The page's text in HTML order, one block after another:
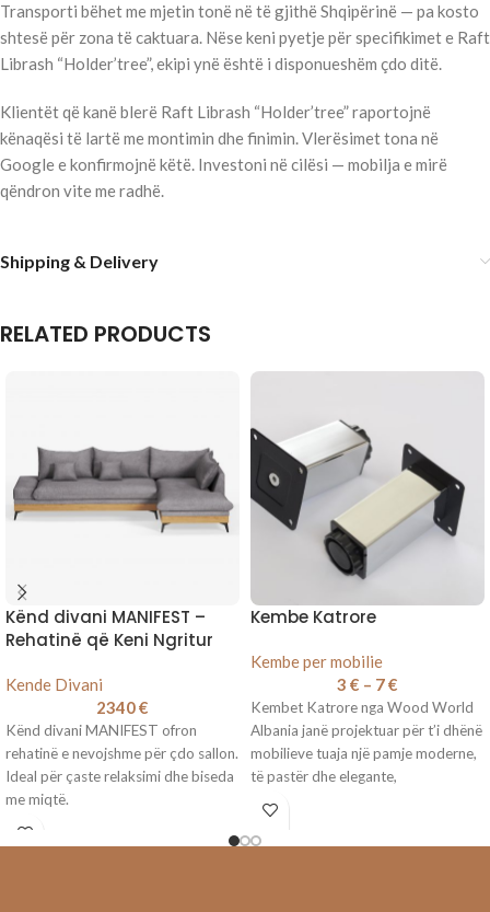
Transporti bëhet me mjetin tonë në të gjithë Shqipërinë — pa kosto
shtesë për zona të caktuara. Nëse keni pyetje për specifikimet e Raft
Librash “Holder’tree”, ekipi ynë është i disponueshëm çdo ditë.
Klientët që kanë blerë Raft Librash “Holder’tree” raportojnë
kënaqësi të lartë me montimin dhe finimin. Vlerësimet tona në
Google e konfirmojnë këtë. Investoni në cilësi — mobilja e mirë
qëndron vite me radhë.
Shipping & Delivery
RELATED PRODUCTS
Kënd divani MANIFEST –
Rehatinë që Keni Ngritur
Kende Divani
2340€
Kënd divani MANIFEST ofron
rehatinë e nevojshme për çdo sallon.
Ideal për çaste relaksimi dhe biseda
me miqtë.
Kembe Katrore
Kembe per mobilie
3 € – 7€
Kembet Katrore nga Wood World
Albania janë projektuar për t’i dhënë
mobilieve tuaja një pamje moderne,
të pastër dhe elegante,